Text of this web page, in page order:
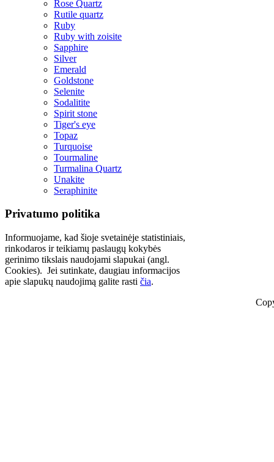
Rose Quartz
Rutile quartz
Ruby
Ruby with zoisite
Sapphire
Silver
Emerald
Goldstone
Selenite
Sodalitite
Spirit stone
Tiger's eye
Topaz
Turquoise
Tourmaline
Turmalina Quartz
Unakite
Seraphinite
Privatumo politika
Informuojame, kad šioje svetainėje statistiniais,
rinkodaros ir teikiamų paslaugų kokybės
gerinimo tikslais naudojami slapukai (angl.
Cookies). Jei sutinkate, daugiau informacijos
apie slapukų naudojimą galite rasti čia.